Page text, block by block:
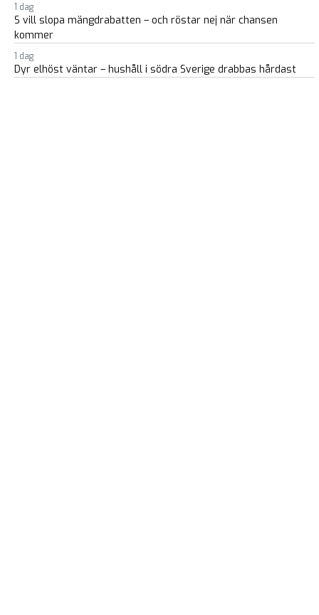
1 dag
S vill slopa mängdrabatten – och röstar nej när chansen
kommer
1 dag
Dyr elhöst väntar – hushåll i södra Sverige drabbas hårdast